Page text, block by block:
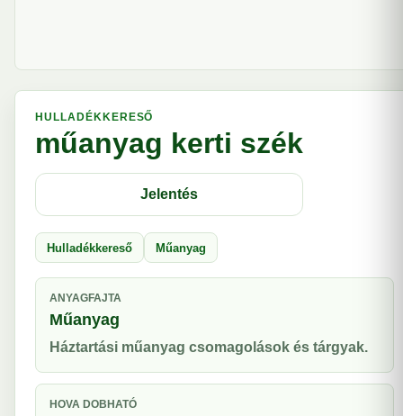
HULLADÉKKERESŐ
műanyag kerti szék
Jelentés
Hulladékkereső Műanyag
ANYAGFAJTA
Műanyag
Háztartási műanyag csomagolások és tárgyak.
HOVA DOBHATÓ